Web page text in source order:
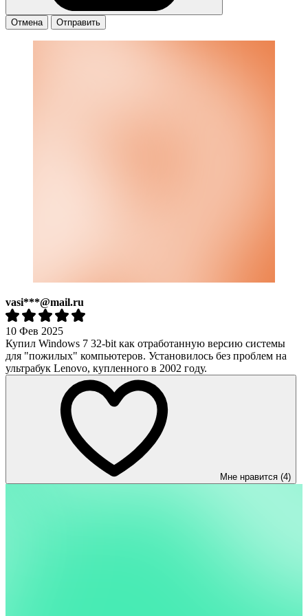
Отмена Отправить
vasi***@mail.ru
10 Фев 2025
Купил Windows 7 32-bit как отработанную версию системы
для "пожилых" компьютеров. Установилось без проблем на
ультрабук Lenovo, купленного в 2002 году.
Мне нравится (4)